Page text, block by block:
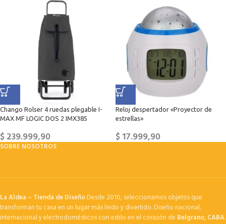
Chango Rolser 4 ruedas plegable I-
MAX MF LOGIC DOS 2 IMX385
$239.999,90
Reloj despertador «Proyector de
estrellas»
$17.999,90
SOBRE NOSOTROS
La Aldea – Tienda de DiseñoDesde 2010, seleccionamos objetos que
transforman tu casa en un lugar más lindo y divertido. Diseño nacional,
internacional y electrodomésticos con estilo en el corazón de Belgrano, CABA.